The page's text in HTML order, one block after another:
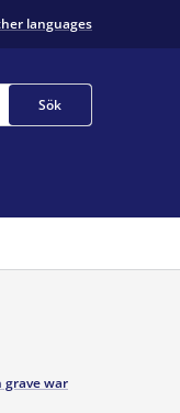
languages
Sök
grave war